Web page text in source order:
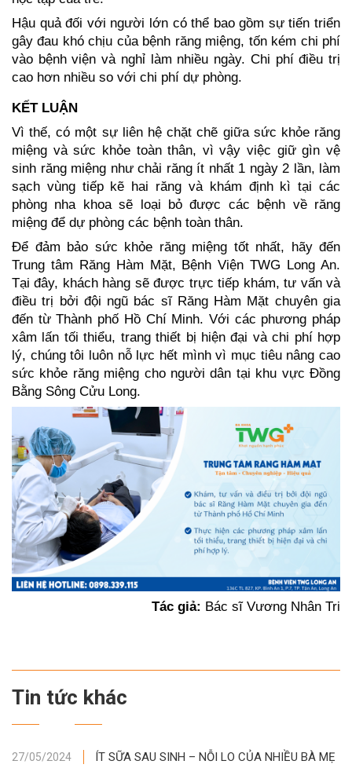
Hậu quả đối với người lớn có thể bao gồm sự tiến triển
gây đau khó chịu của bệnh răng miệng, tốn kém chi phí
vào bệnh viện và nghỉ làm nhiều ngày. Chi phí điều trị
cao hơn nhiều so với chi phí dự phòng.
KẾT LUẬN
Vì thế, có một sự liên hệ chặt chẽ giữa sức khỏe răng
miệng và sức khỏe toàn thân, vì vậy việc giữ gìn vệ
sinh răng miệng như chải răng ít nhất 1 ngày 2 lần, làm
sạch vùng tiếp kẽ hai răng và khám định kì tại các
phòng nha khoa sẽ loại bỏ được các bệnh về răng
miệng để dự phòng các bệnh toàn thân.
Để đảm bảo sức khỏe răng miệng tốt nhất, hãy đến
Trung tâm Răng Hàm Mặt, Bệnh Viện TWG Long An.
Tại đây, khách hàng sẽ được trực tiếp khám, tư vấn và
điều trị bởi đội ngũ bác sĩ Răng Hàm Mặt chuyên gia
đến từ Thành phố Hồ Chí Minh. Với các phương pháp
xâm lấn tối thiểu, trang thiết bị hiện đại và chi phí hợp
lý, chúng tôi luôn nỗ lực hết mình vì mục tiêu nâng cao
sức khỏe răng miệng cho người dân tại khu vực Đồng
Bằng Sông Cửu Long.
Tác giả: Bác sĩ Vương Nhân Tri
Tin tức khác
27/05/2024 ÍT SỮA SAU SINH – NỖI LO CỦA NHIỀU BÀ MẸ